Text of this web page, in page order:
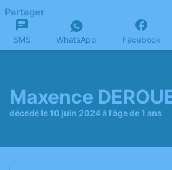
Partager
SMS WhatsApp Facebook
Maxence
décédé le 10 juin 2024 à l'âge de 1 ans